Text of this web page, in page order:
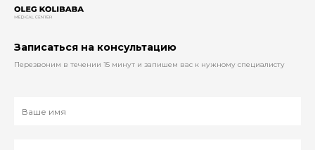
Записаться на консультацию
Перезвоним в течении 15 минут и запишем вас к нужному специалисту